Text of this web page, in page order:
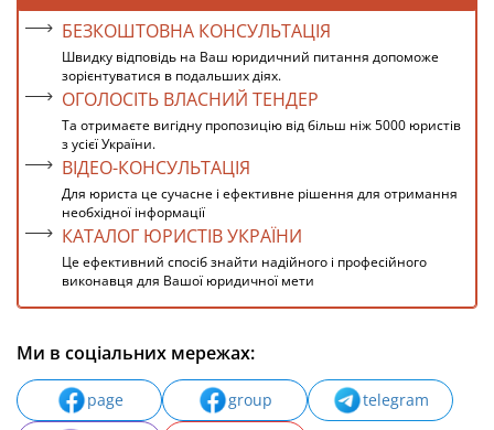
БЕЗКОШТОВНА КОНСУЛЬТАЦІЯ
Швидку відповідь на Ваш юридичний питання допоможе
зорієнтуватися в подальших діях.
ОГОЛОСІТЬ ВЛАСНИЙ ТЕНДЕР
Та отримаєте вигідну пропозицію від більш ніж 5000 юристів
з усієї України.
ВІДЕО-КОНСУЛЬТАЦІЯ
Для юриста це сучасне і ефективне рішення для отримання
необхідної інформації
КАТАЛОГ ЮРИСТІВ УКРАЇНИ
Це ефективний спосіб знайти надійного і професійного
виконавця для Вашої юридичної мети
Ми в соціальних мережах:
page group
telegram